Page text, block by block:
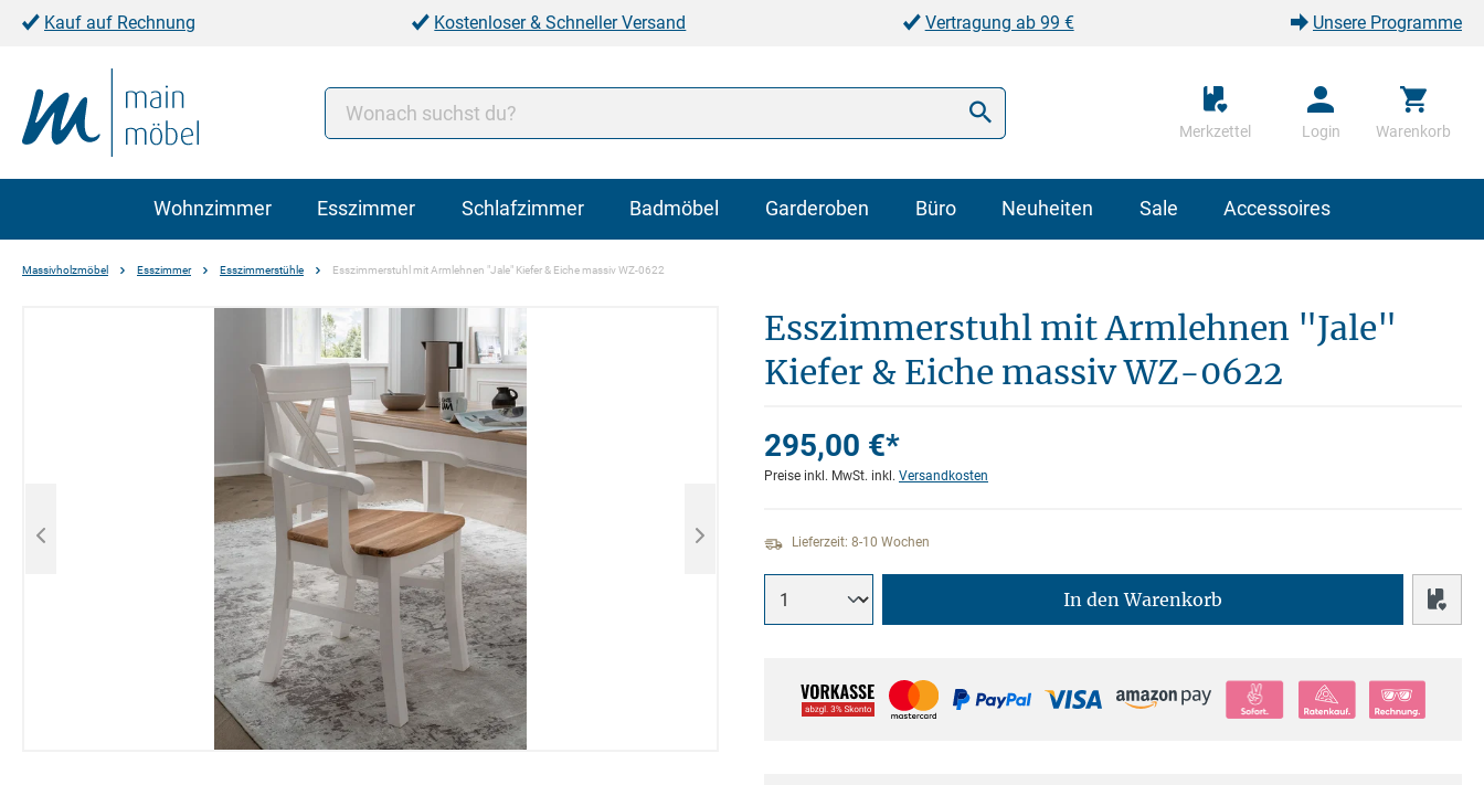
Kauf auf Rechnung Kostenloser & Schneller Versand Vertragung ab 99 € Unsere Programme
Merkzettel Login Warenkorb
Wohnzimmer Esszimmer Schlafzimmer Badmöbel Garderoben Büro Neuheiten Sale Accessoires
Massivholzmöbel Esszimmer Esszimmerstühle Esszimmerstuhl mit Armlehnen "Jale" Kiefer & Eiche massiv WZ-0622
Esszimmerstuhl mit Armlehnen "Jale"
Kiefer & Eiche massiv WZ-0622
295,00 €*
Preise inkl. MwSt. inkl. Versandkosten
Lieferzeit: 8-10 Wochen
In den Warenkorb